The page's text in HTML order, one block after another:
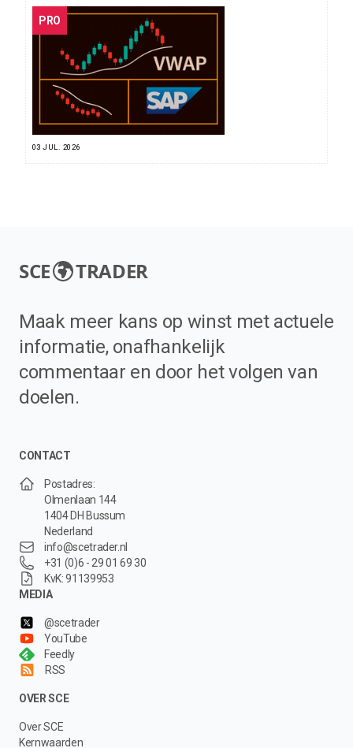
PRO
03 JUL. 2026
SCE TRADER
Maak meer kans op winst met actuele
informatie, onafhankelijk
commentaar en door het volgen van
doelen.
CONTACT
Postadres:
Olmenlaan 144
1404 DH Bussum
Nederland
info@scetrader.nl
+31 (0)6 - 29 01 69 30
KvK: 91139953
MEDIA
@scetrader
YouTube
Feedly
RSS
OVER SCE
Over SCE
Kernwaarden